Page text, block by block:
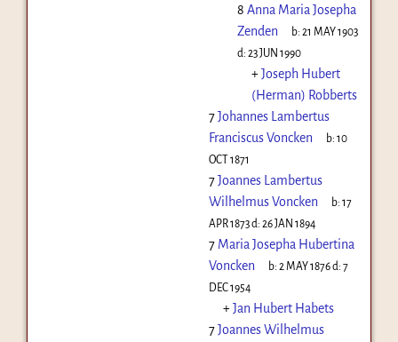
8 Anna Maria Josepha
Zenden
b:21 MAY 1903
d: 23 JUN 1990
+Joseph Hubert
(Herman) Robberts
7Johannes Lambertus
Franciscus Voncken
b:10
OCT 1871
7Joannes Lambertus
Wilhelmus Voncken
b:17
APR 1873d: 26 JAN 1894
7 Maria Josepha Hubertina
Voncken
b:2 MAY 1876d:7
DEC 1954
+Jan Hubert Habets
7Joannes Wilhelmus